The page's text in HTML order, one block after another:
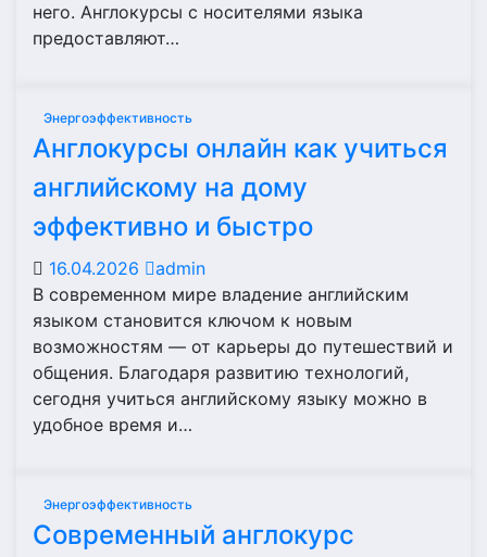
него. Англокурсы с носителями языка
предоставляют…
Энергоэффективность
Англокурсы онлайн как учиться
английскому на дому
эффективно и быстро
16.04.2026
admin
В современном мире владение английским
языком становится ключом к новым
возможностям — от карьеры до путешествий и
общения. Благодаря развитию технологий,
сегодня учиться английскому языку можно в
удобное время и…
Энергоэффективность
Современный англокурс